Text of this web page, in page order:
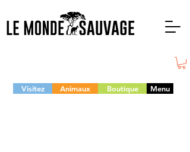
Visitez Animaux Boutique Menu